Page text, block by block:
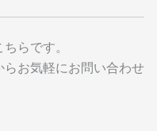
らです。
お気軽にお問い合わせ